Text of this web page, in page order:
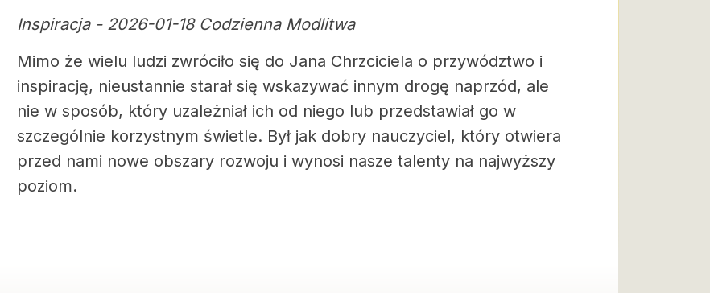
Inspiracja - 2026-01-18 Codzienna Modlitwa
Mimo że wielu ludzi zwróciło się do Jana Chrzciciela o przywództwo i
inspirację, nieustannie starał się wskazywać innym drogę naprzód, ale
nie w sposób, który uzależniał ich od niego lub przedstawiał go w
szczególnie korzystnym świetle. Był jak dobry nauczyciel, który otwiera
przed nami nowe obszary rozwoju i wynosi nasze talenty na najwyższy
poziom.